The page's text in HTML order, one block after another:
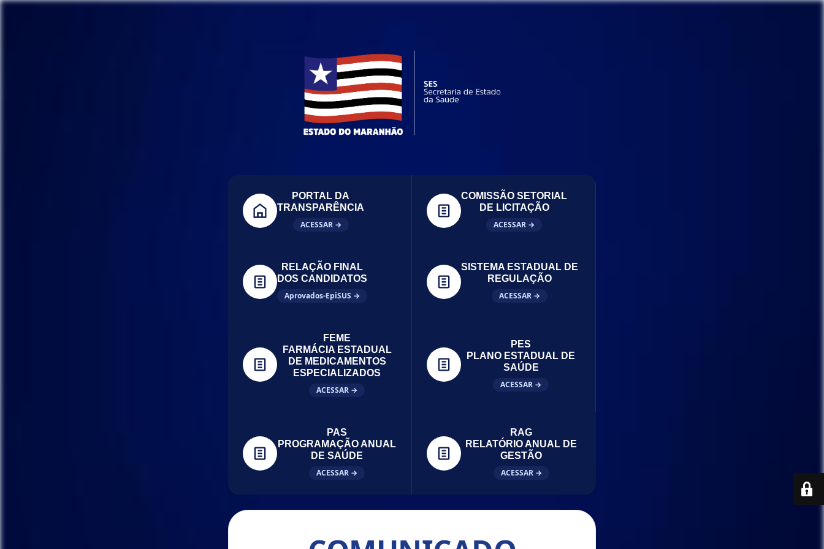
PORTAL DA
TRANSPARÊNCIA
ACESSAR →
COMISSÃO SETORIAL
DE LICITAÇÃO
ACESSAR →
RELAÇÃO FINAL
DOS CANDIDATOS
Aprovados-EpiSUS →
SISTEMA ESTADUAL DE
REGULAÇÃO
ACESSAR →
FEME
FARMÁCIA ESTADUAL
DE MEDICAMENTOS
ESPECIALIZADOS
ACESSAR →
PES
PLANO ESTADUAL DE
SAÚDE
ACESSAR →
PAS
PROGRAMAÇÃO ANUAL
DE SAÚDE
ACESSAR →
RAG
RELATÓRIO ANUAL DE
GESTÃO
ACESSAR →